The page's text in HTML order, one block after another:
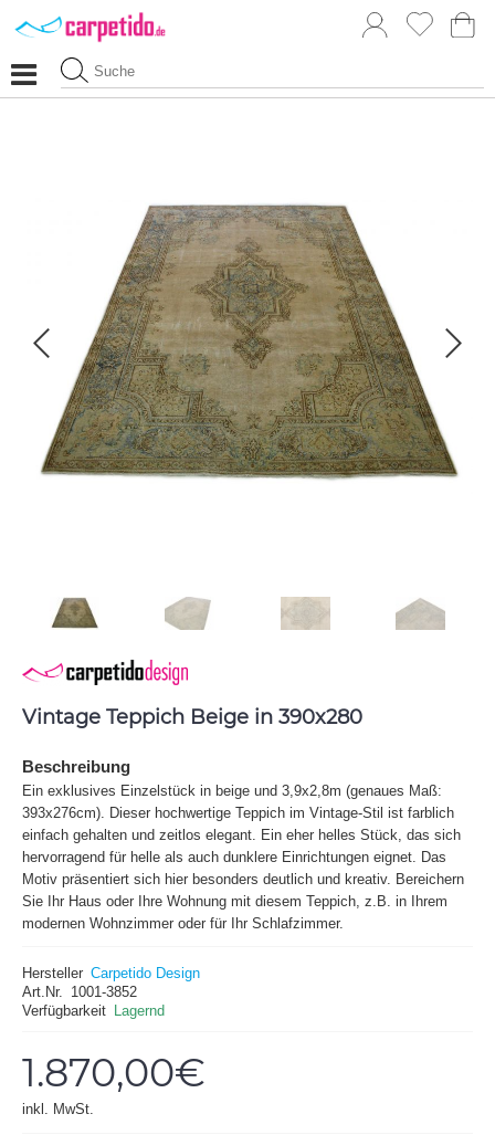
Vintage Teppich Beige in 390x280
Beschreibung
Ein exklusives Einzelstück in beige und 3,9x2,8m (genaues Maß:
393x276cm). Dieser hochwertige Teppich im Vintage-Stil ist farblich
einfach gehalten und zeitlos elegant. Ein eher helles Stück, das sich
hervorragend für helle als auch dunklere Einrichtungen eignet. Das
Motiv präsentiert sich hier besonders deutlich und kreativ. Bereichern
Sie Ihr Haus oder Ihre Wohnung mit diesem Teppich, z.B. in Ihrem
modernen Wohnzimmer oder für Ihr Schlafzimmer.
Hersteller Carpetido Design
Art.Nr.
1001-3852
Verfügbarkeit
Lagernd
1.870,00€
inkl. MwSt.